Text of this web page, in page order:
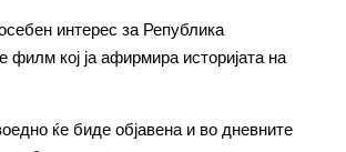
интерес за Република
филм кој ја афирмира историјата на
ќе биде објавена и во дневните